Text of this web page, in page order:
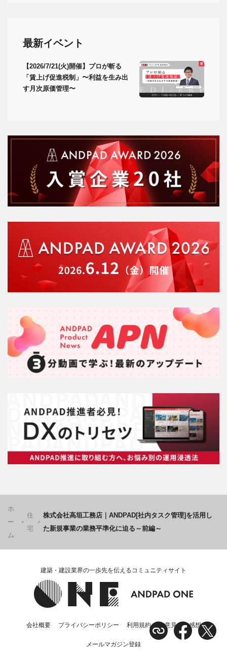
最新イベント
【2026/7/21(火)開催】プロが斬る
「賃上げ促進税制」〜利益を生み出
す月次原価管理〜
ホ
ー
ム
住
宅
株式会社高垣工務店｜ANDPAD[社内タスク管理]を活用し
た新規事業の業務平準化に迫る～前編～
建築・建設業界の一歩先を伝えるコミュニティサイト
会社概要 プライバシーポリシー 利用規約 ご意見・ご感想
メールマガジン登録